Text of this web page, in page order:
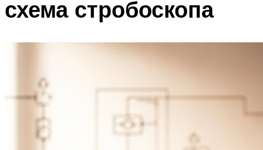
схема стробоскопа